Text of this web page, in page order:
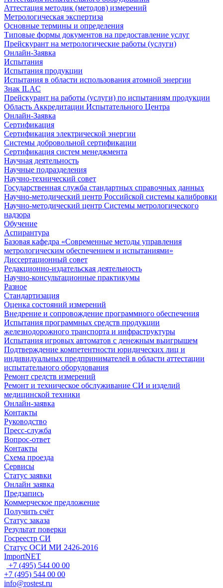
Аттестация методик (методов) измерений
Метрологическая экспертиза
Основные термины и определения
Типовые формы документов на предоставление услуг
Прейскурант на метрологические работы (услуги)
Онлайн-Заявка
Испытания
Испытания продукции
Испытания в области использования атомной энергии
Знак ILAC
Прейскурант на работы (услуги) по испытаниям продукции
Область Аккредитации Испытательного Центра
Онлайн-Заявка
Сертификация
Сертификация электрической энергии
Системы добровольной сертификации
Сертификация систем менеджмента
Научная деятельность
Научные подразделения
Научно-технический совет
Государственная служба стандартных справочных данных
Научно-методический центр Российской системы калибровки
Научно-методический центр Системы метрологического
надзора
Обучение
Аспирантура
Базовая кафедра «Современные методы управления
метрологическим обеспечением и испытаниями»
Диссертационный совет
Редакционно-издательская деятельность
Научно-консультационные практикумы
Разное
Стандартизация
Оценка состояний измерений
Внедрение и сопровождение программного обеспечения
Испытания программных средств продукции
железнодорожного транспорта и инфраструктуры
Испытания игровых автоматов с денежным выигрышем
Подтверждение компетентности юридических лиц и
индивидуальных предпринимателей в области аттестации
испытательного оборудования
Ремонт средств измерений
Ремонт и техническое обслуживание СИ и изделий
медицинской техники
Онлайн-заявка
Контакты
Руководство
Пресс-служба
Вопрос-ответ
Контакты
Схема проезда
Сервисы
Статус заявки
Онлайн заявка
Предзапись
Коммерческое предложение
Получить счёт
Статус заказа
Результат поверки
Госреестр СИ
Статус ОСИ МИ 2426-2016
ImportNET
+7 (495) 544 00 00
+7 (495) 544 00 00
info@rostest.ru